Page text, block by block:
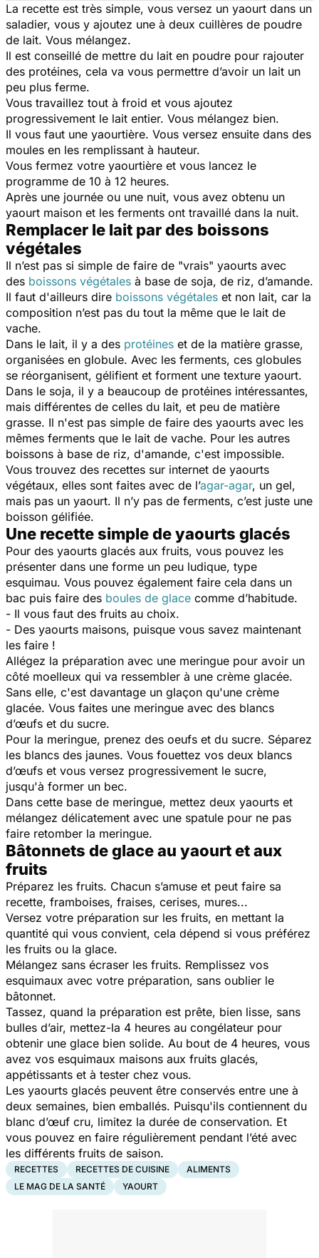
La recette est très simple, vous versez un yaourt dans un
saladier, vous y ajoutez une à deux cuillères de poudre
de lait. Vous mélangez.
Il est conseillé de mettre du lait en poudre pour rajouter
des protéines, cela va vous permettre d’avoir un lait un
peu plus ferme.
Vous travaillez tout à froid et vous ajoutez
progressivement le lait entier. Vous mélangez bien.
Il vous faut une yaourtière. Vous versez ensuite dans des
moules en les remplissant à hauteur.
Vous fermez votre yaourtière et vous lancez le
programme de 10 à 12 heures.
Après une journée ou une nuit, vous avez obtenu un
yaourt maison et les ferments ont travaillé dans la nuit.
Remplacer le lait par des boissons
végétales
Il n’est pas si simple de faire de "vrais" yaourts avec
des boissons végétales à base de soja, de riz, d’amande.
Il faut d'ailleurs dire boissons végétales et non lait, car la
composition n’est pas du tout la même que le lait de
vache.
Dans le lait, il y a des protéines et de la matière grasse,
organisées en globule. Avec les ferments, ces globules
se réorganisent, gélifient et forment une texture yaourt.
Dans le soja, il y a beaucoup de protéines intéressantes,
mais différentes de celles du lait, et peu de matière
grasse. Il n'est pas simple de faire des yaourts avec les
mêmes ferments que le lait de vache. Pour les autres
boissons à base de riz, d'amande, c'est impossible.
Vous trouvez des recettes sur internet de yaourts
végétaux, elles sont faites avec de l’agar-agar, un gel,
mais pas un yaourt. Il n’y pas de ferments, c’est juste une
boisson gélifiée.
Une recette simple de yaourts glacés
Pour des yaourts glacés aux fruits, vous pouvez les
présenter dans une forme un peu ludique, type
esquimau. Vous pouvez également faire cela dans un
bac puis faire des boules de glace comme d’habitude.
- Il vous faut des fruits au choix.
- Des yaourts maisons, puisque vous savez maintenant
les faire !
Allégez la préparation avec une meringue pour avoir un
côté moelleux qui va ressembler à une crème glacée.
Sans elle, c'est davantage un glaçon qu'une crème
glacée. Vous faites une meringue avec des blancs
d’œufs et du sucre.
Pour la meringue, prenez des oeufs et du sucre. Séparez
les blancs des jaunes. Vous fouettez vos deux blancs
d’œufs et vous versez progressivement le sucre,
jusqu'à former un bec.
Dans cette base de meringue, mettez deux yaourts et
mélangez délicatement avec une spatule pour ne pas
faire retomber la meringue.
Bâtonnets de glace au yaourt et aux
fruits
Préparez les fruits. Chacun s’amuse et peut faire sa
recette, framboises, fraises, cerises, mures...
Versez votre préparation sur les fruits, en mettant la
quantité qui vous convient, cela dépend si vous préférez
les fruits ou la glace.
Mélangez sans écraser les fruits. Remplissez vos
esquimaux avec votre préparation, sans oublier le
bâtonnet.
Tassez, quand la préparation est prête, bien lisse, sans
bulles d’air, mettez-la 4 heures au congélateur pour
obtenir une glace bien solide. Au bout de 4 heures, vous
avez vos esquimaux maisons aux fruits glacés,
appétissants et à tester chez vous.
Les yaourts glacés peuvent être conservés entre une à
deux semaines, bien emballés. Puisqu'ils contiennent du
blanc d’œuf cru, limitez la durée de conservation. Et
vous pouvez en faire régulièrement pendant l’été avec
les différents fruits de saison.
RECETTES RECETTES DE CUISINE
ALIMENTS
LE MAG DE LA SANTÉ
YAOURT